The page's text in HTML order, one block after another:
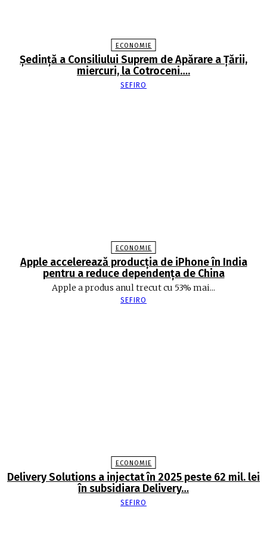
ECONOMIE
Şedinţă a Consiliului Suprem de Apărare a Ţării,
miercuri, la Cotroceni….
SEFIRO
ECONOMIE
Apple accelerează producția de iPhone în India
pentru a reduce dependența de China
Apple a produs anul trecut cu 53% mai...
SEFIRO
ECONOMIE
Delivery Solutions a injectat în 2025 peste 62 mil. lei
în subsidiara Delivery…
SEFIRO